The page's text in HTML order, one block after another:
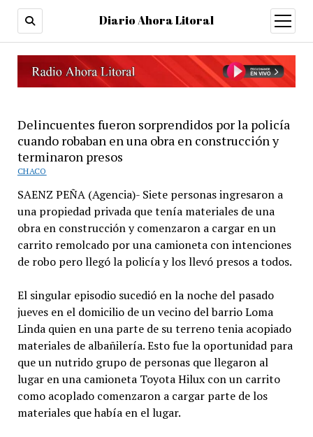
Diario Ahora Litoral
open
menu
Delincuentes fueron sorprendidos por la policía
cuando robaban en una obra en construcción y
terminaron presos
CHACO
SAENZ PEÑA (Agencia)- Siete personas ingresaron a
una propiedad privada que tenía materiales de una
obra en construcción y comenzaron a cargar en un
carrito remolcado por una camioneta con intenciones
de robo pero llegó la policía y los llevó presos a todos.
El singular episodio sucedió en la noche del pasado
jueves en el domicilio de un vecino del barrio Loma
Linda quien en una parte de su terreno tenia acopiado
materiales de albañilería. Esto fue la oportunidad para
que un nutrido grupo de personas que llegaron al
lugar en una camioneta Toyota Hilux con un carrito
como acoplado comenzaron a cargar parte de los
materiales que había en el lugar.